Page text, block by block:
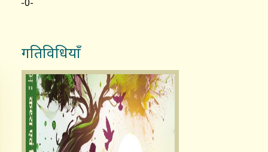
गतिविधियाँ